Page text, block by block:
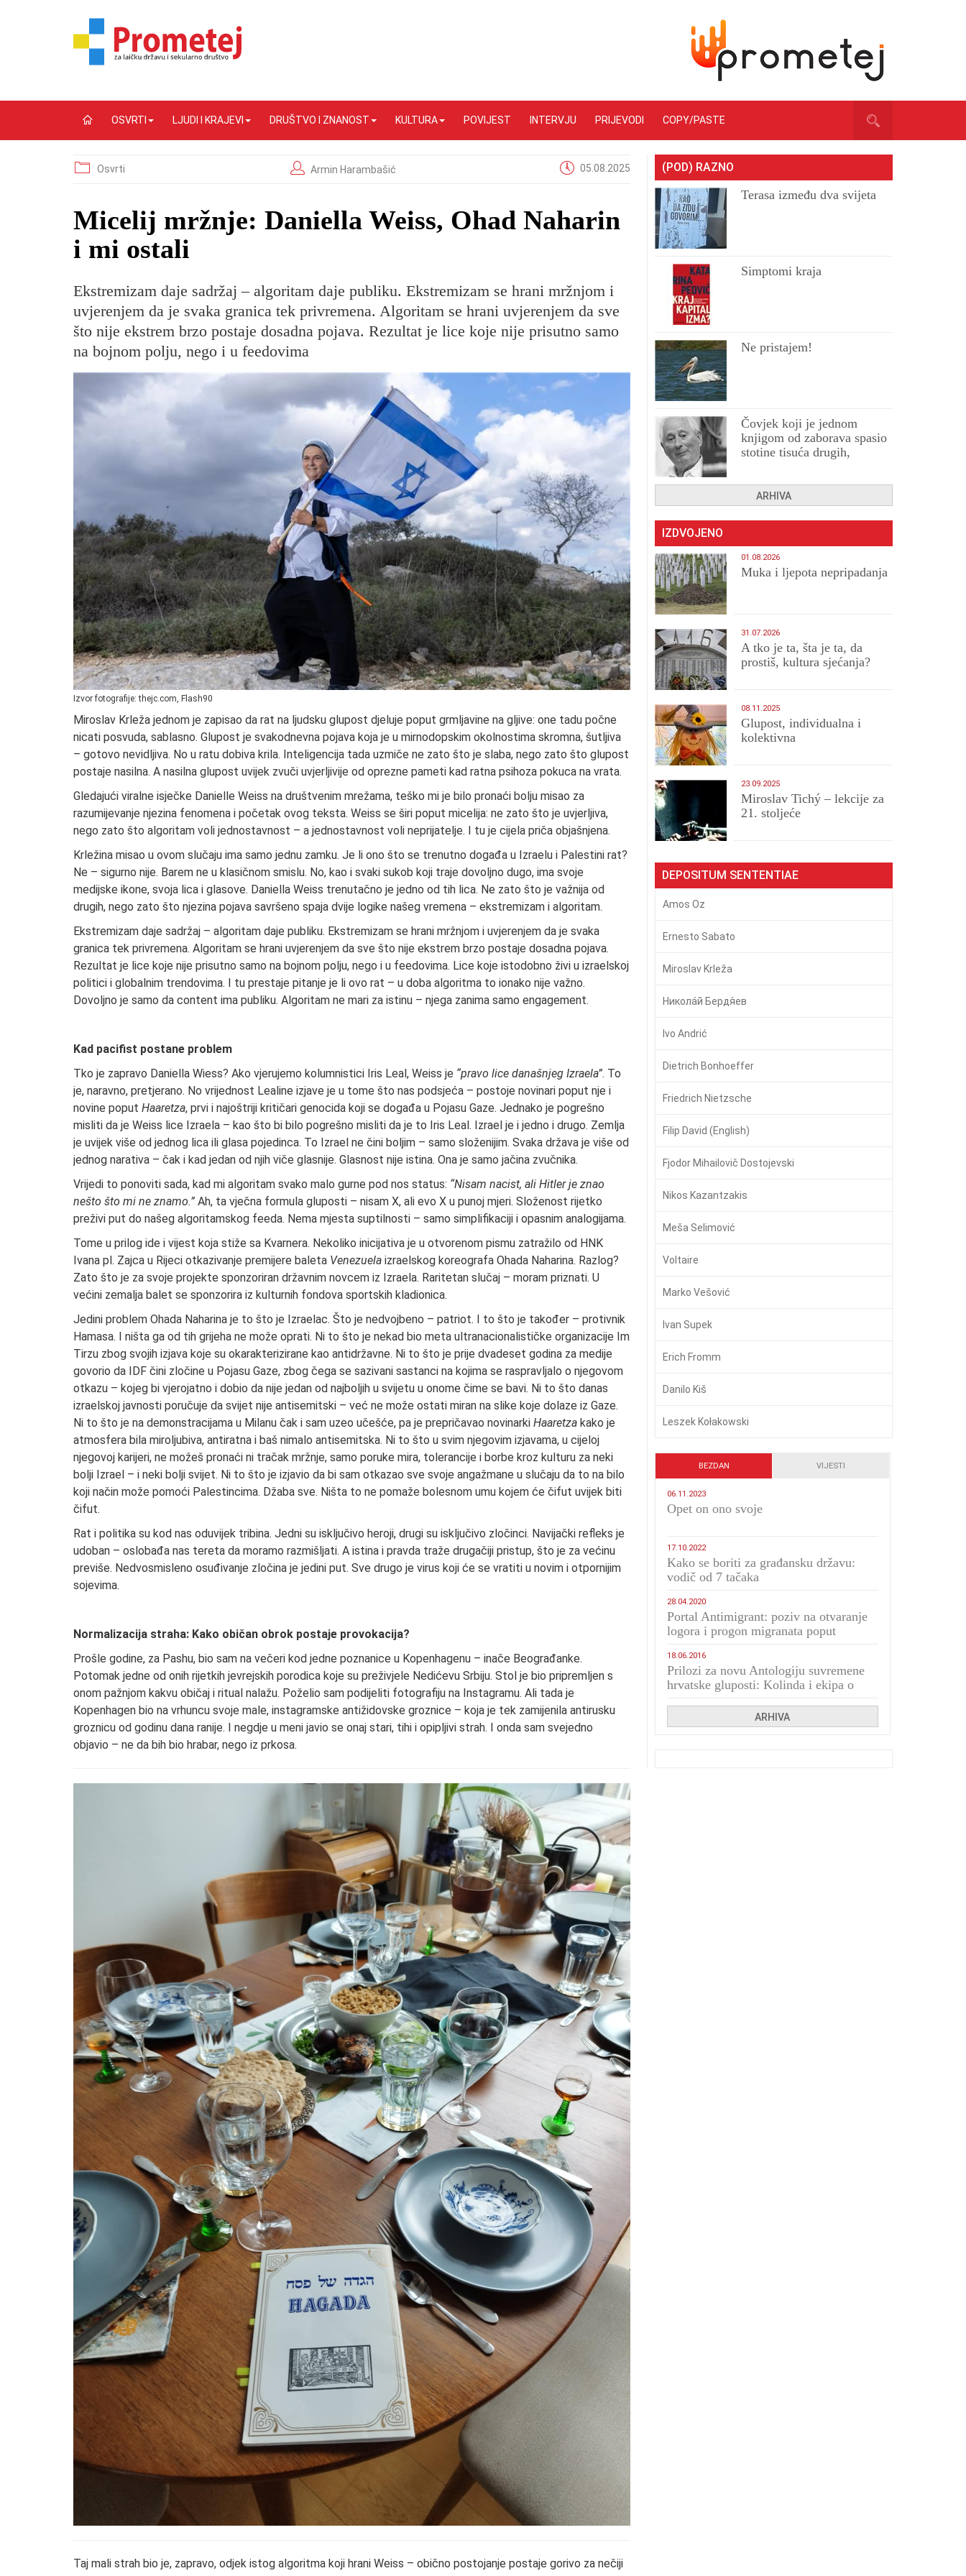
OSVRTI LJUDI I KRAJEVI DRUŠTVO I ZNANOST KULTURA POVIJEST INTERVJU PRIJEVODI COPY/PASTE
Osvrti Armin Harambašić 05.08.2025
Micelij mržnje: Daniella Weiss, Ohad Naharin
i mi ostali
Ekstremizam daje sadržaj – algoritam daje publiku. Ekstremizam se hrani mržnjom i
uvjerenjem da je svaka granica tek privremena. Algoritam se hrani uvjerenjem da sve
što nije ekstrem brzo postaje dosadna pojava. Rezultat je lice koje nije prisutno samo
na bojnom polju, nego i u feedovima
Izvor fotografije: thejc.com, Flash90
Miroslav Krleža jednom je zapisao da rat na ljudsku glupost djeluje poput grmljavine na gljive: one tadu počne
nicati posvuda, sablasno. Glupost je svakodnevna pojava koja je u mirnodopskim okolnostima skromna, šutljiva
– gotovo nevidljiva. No u ratu dobiva krila. Inteligencija tada uzmiče ne zato što je slaba, nego zato što glupost
postaje nasilna. A nasilna glupost uvijek zvuči uvjerljivije od oprezne pameti kad ratna psihoza pokuca na vrata.
Gledajući viralne isječke Danielle Weiss na društvenim mrežama, teško mi je bilo pronaći bolju misao za
razumijevanje njezina fenomena i početak ovog teksta. Weiss se širi poput micelija: ne zato što je uvjerljiva,
nego zato što algoritam voli jednostavnost – a jednostavnost voli neprijatelje. I tu je cijela priča objašnjena.
Krležina misao u ovom slučaju ima samo jednu zamku. Je li ono što se trenutno događa u Izraelu i Palestini rat?
Ne – sigurno nije. Barem ne u klasičnom smislu. No, kao i svaki sukob koji traje dovoljno dugo, ima svoje
medijske ikone, svoja lica i glasove. Daniella Weiss trenutačno je jedno od tih lica. Ne zato što je važnija od
drugih, nego zato što njezina pojava savršeno spaja dvije logike našeg vremena – ekstremizam i algoritam.
Ekstremizam daje sadržaj – algoritam daje publiku. Ekstremizam se hrani mržnjom i uvjerenjem da je svaka
granica tek privremena. Algoritam se hrani uvjerenjem da sve što nije ekstrem brzo postaje dosadna pojava.
Rezultat je lice koje nije prisutno samo na bojnom polju, nego i u feedovima. Lice koje istodobno živi u izraelskoj
politici i globalnim trendovima. I tu prestaje pitanje je li ovo rat – u doba algoritma to ionako nije važno.
Dovoljno je samo da content ima publiku. Algoritam ne mari za istinu – njega zanima samo engagement.
Kad pacifist postane problem
Tko je zapravo Daniella Wiess? Ako vjerujemo kolumnistici Iris Leal, Weiss je “pravo lice današnjeg Izraela”. To
je, naravno, pretjerano. No vrijednost Lealine izjave je u tome što nas podsjeća – postoje novinari poput nje i
novine poput Haaretza, prvi i najoštriji kritičari genocida koji se događa u Pojasu Gaze. Jednako je pogrešno
misliti da je Weiss lice Izraela – kao što bi bilo pogrešno misliti da je to Iris Leal. Izrael je i jedno i drugo. Zemlja
je uvijek više od jednog lica ili glasa pojedinca. To Izrael ne čini boljim – samo složenijim. Svaka država je više od
jednog narativa – čak i kad jedan od njih viče glasnije. Glasnost nije istina. Ona je samo jačina zvučnika.
Vrijedi to ponoviti sada, kad mi algoritam svako malo gurne pod nos status: “Nisam nacist, ali Hitler je znao
nešto što mi ne znamo.” Ah, ta vječna formula gluposti – nisam X, ali evo X u punoj mjeri. Složenost rijetko
preživi put do našeg algoritamskog feeda. Nema mjesta suptilnosti – samo simplifikaciji i opasnim analogijama.
Tome u prilog ide i vijest koja stiže sa Kvarnera. Nekoliko inicijativa je u otvorenom pismu zatražilo od HNK
Ivana pl. Zajca u Rijeci otkazivanje premijere baleta Venezuela izraelskog koreografa Ohada Naharina. Razlog?
Zato što je za svoje projekte sponzoriran državnim novcem iz Izraela. Raritetan slučaj – moram priznati. U
većini zemalja balet se sponzorira iz kulturnih fondova sportskih kladionica.
Jedini problem Ohada Naharina je to što je Izraelac. Što je nedvojbeno – patriot. I to što je također – protivnik
Hamasa. I ništa ga od tih grijeha ne može oprati. Ni to što je nekad bio meta ultranacionalističke organizacije Im
Tirzu zbog svojih izjava koje su okarakterizirane kao antidržavne. Ni to što je prije dvadeset godina za medije
govorio da IDF čini zločine u Pojasu Gaze, zbog čega se sazivani sastanci na kojima se raspravljalo o njegovom
otkazu – kojeg bi vjerojatno i dobio da nije jedan od najboljih u svijetu u onome čime se bavi. Ni to što danas
izraelskoj javnosti poručuje da svijet nije antisemitski – već ne može ostati miran na slike koje dolaze iz Gaze.
Ni to što je na demonstracijama u Milanu čak i sam uzeo učešće, pa je prepričavao novinarki Haaretza kako je
atmosfera bila miroljubiva, antiratna i baš nimalo antisemitska. Ni to što u svim njegovim izjavama, u cijeloj
njegovoj karijeri, ne možeš pronaći ni tračak mržnje, samo poruke mira, tolerancije i borbe kroz kulturu za neki
bolji Izrael – i neki bolji svijet. Ni to što je izjavio da bi sam otkazao sve svoje angažmane u slučaju da to na bilo
koji način može pomoći Palestincima. Džaba sve. Ništa to ne pomaže bolesnom umu kojem će čifut uvijek biti
čifut.
Rat i politika su kod nas oduvijek tribina. Jedni su isključivo heroji, drugi su isključivo zločinci. Navijački refleks je
udoban – oslobađa nas tereta da moramo razmišljati. A istina i pravda traže drugačiji pristup, što je za većinu
previše. Nedvosmisleno osuđivanje zločina je jedini put. Sve drugo je virus koji će se vratiti u novim i otpornijim
sojevima.
Normalizacija straha: Kako običan obrok postaje provokacija?
Prošle godine, za Pashu, bio sam na večeri kod jedne poznanice u Kopenhagenu – inače Beograđanke.
Potomak jedne od onih rijetkih jevrejskih porodica koje su preživjele Nedićevu Srbiju. Stol je bio pripremljen s
onom pažnjom kakvu običaj i ritual nalažu. Poželio sam podijeliti fotografiju na Instagramu. Ali tada je
Kopenhagen bio na vrhuncu svoje male, instagramske antižidovske groznice – koja je tek zamijenila antirusku
groznicu od godinu dana ranije. I negdje u meni javio se onaj stari, tihi i opipljivi strah. I onda sam svejedno
objavio – ne da bih bio hrabar, nego iz prkosa.
Taj mali strah bio je, zapravo, odjek istog algoritma koji hrani Weiss – obično postojanje postaje gorivo za nečiji
(POD) RAZNO
Terasa između dva svijeta
Simptomi kraja
Ne pristajem!
Čovjek koji je jednom
knjigom od zaborava spasio
stotine tisuća drugih,
ARHIVA
IZDVOJENO
01.08.2026
Muka i ljepota nepripadanja
31.07.2026
A tko je ta, šta je ta, da
prostiš, kultura sjećanja?
08.11.2025
Glupost, individualna i
kolektivna
23.09.2025
Miroslav Tichý – lekcije za
21. stoljeće
DEPOSITUM SENTENTIAE
Amos Oz
Ernesto Sabato
Miroslav Krleža
Никола́й Бердя́ев
Ivo Andrić
Dietrich Bonhoeffer
Friedrich Nietzsche
Filip David (English)
Fjodor Mihailovič Dostojevski
Nikos Kazantzakis
Meša Selimović
Voltaire
Marko Vešović
Ivan Supek
Erich Fromm
Danilo Kiš
Leszek Kołakowski
BEZDAN VIJESTI
06.11.2023
​Opet on ono svoje
17.10.2022
Kako se boriti za građansku državu:
vodič od 7 tačaka
28.04.2020
Portal Antimigrant: poziv na otvaranje
logora i progon migranata poput
18.06.2016
Prilozi za novu Antologiju suvremene
hrvatske gluposti: Kolinda i ekipa o
ARHIVA